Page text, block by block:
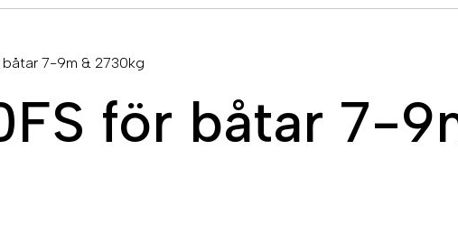
7-9m & 2730kg
för båtar 7-